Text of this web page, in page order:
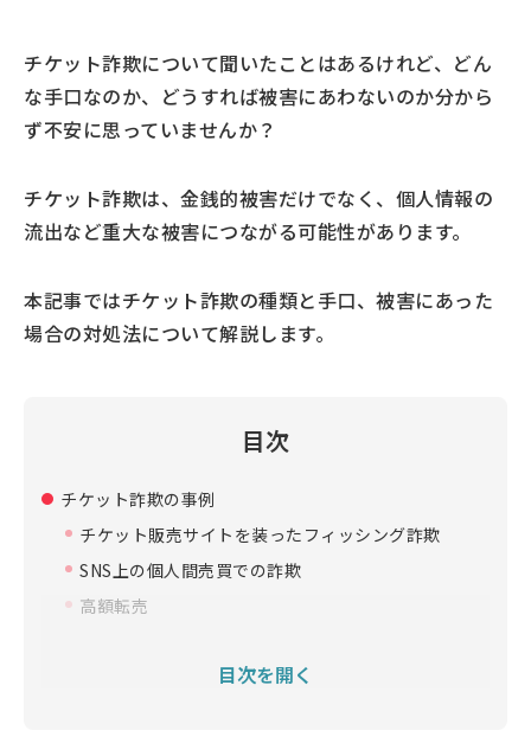
チケット詐欺について聞いたことはあるけれど、どん
な手口なのか、どうすれば被害にあわないのか分から
ず不安に思っていませんか？
チケット詐欺は、金銭的被害だけでなく、個人情報の
流出など重大な被害につながる可能性があります。
本記事ではチケット詐欺の種類と手口、被害にあった
場合の対処法について解説します。
目次
チケット詐欺の事例
チケット販売サイトを装ったフィッシング詐欺
SNS上の個人間売買での詐欺
高額転売
偽のWebサイトに誘導する
目次を開く